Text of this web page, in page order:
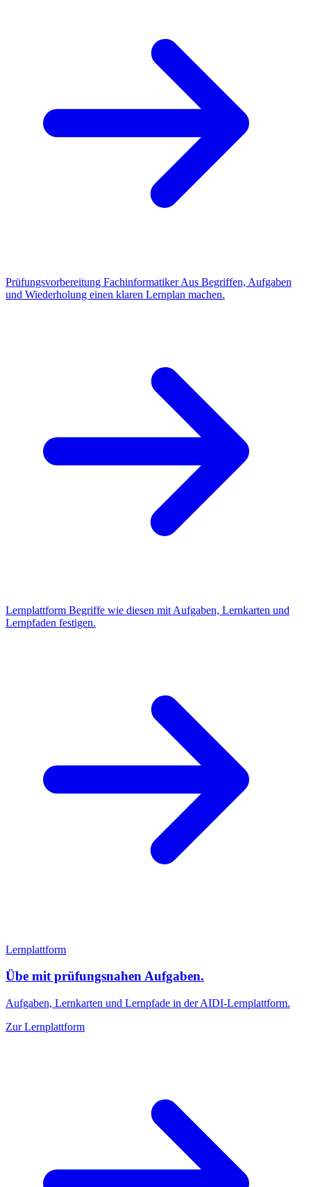
Prüfungsvorbereitung Fachinformatiker Aus Begriffen, Aufgaben
und Wiederholung einen klaren Lernplan machen.
Lernplattform Begriffe wie diesen mit Aufgaben, Lernkarten und
Lernpfaden festigen.
Lernplattform
Übe mit prüfungsnahen Aufgaben.
Aufgaben, Lernkarten und Lernpfade in der AIDI-Lernplattform.
Zur Lernplattform